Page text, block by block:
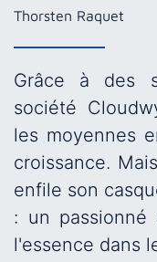
Grâce à des
société
les moyennes
croissance.
enfile son
: un
l'essence dans
Thorsten Raquet